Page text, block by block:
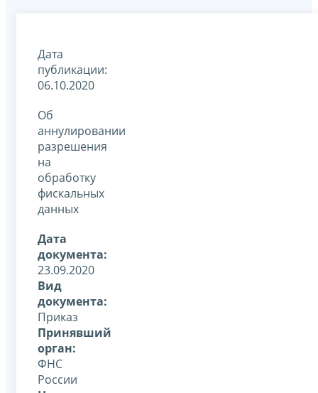
Дата
публикации:
06.10.2020
Об
аннулировании
разрешения
на
обработку
фискальных
данных
Дата
документа:
23.09.2020
Вид
документа:
Приказ
Принявший
орган:
ФНС
России